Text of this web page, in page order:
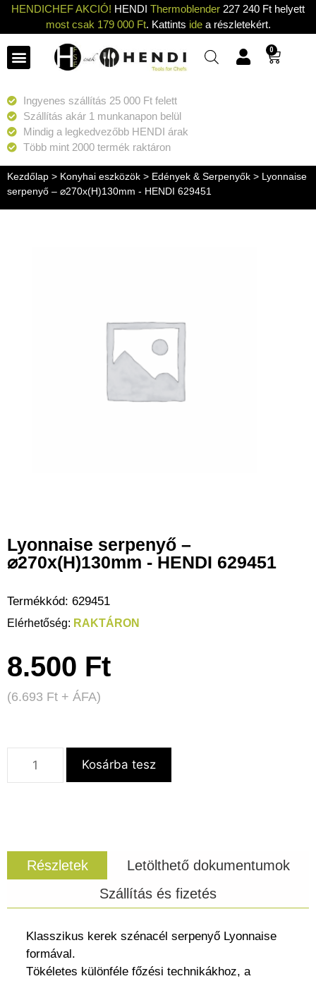
HENDICHEF AKCIÓ! HENDI Thermoblender 227 240 Ft helyett
most csak 179 000 Ft. Kattints idea részletekért.
0
Ingyenes szállítás 25 000 Ft felett
Szállítás akár 1 munkanapon belül
Mindig a legkedvezőbb HENDI árak
Több mint 2000 termék raktáron
Kezdőlap > Konyhai eszközök > Edények & Serpenyők > Lyonnaise
serpenyő – ⌀270x(H)130mm - HENDI 629451
Lyonnaise serpenyő –
⌀270x(H)130mm - HENDI 629451
Termékkód: 629451
RAKTÁRON
8.500 Ft
(6.693 Ft + ÁFA)
Kosárba tesz
Részletek
Letölthető dokumentumok
Szállítás és fizetés
Klasszikus kerek szénacél serpenyő Lyonnaise
formával.
Tökéletes különféle főzési technikákhoz, a